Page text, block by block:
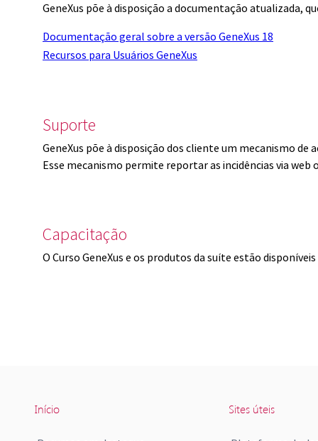
GeneXus põe à disposição a documentação atualizada,
Documentação geral sobre a versão GeneXus 18
Recursos para Usuários GeneXus
Suporte
GeneXus põe à disposição dos cliente um mecanismo de
Esse mecanismo permite reportar as incidências via
Capacitação
O Curso GeneXus e os produtos da suíte estão
Início Sites úteis